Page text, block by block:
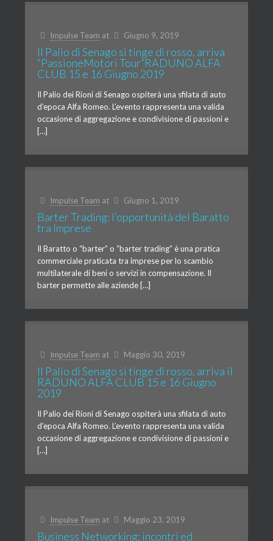
Impulse Team at Giugno 9, 2019
Il Palio di Senago si tinge di rosso, arriva
“PassioneMotori Tour”RADUNO ALFA
CLUB 15 e 16 Giugno 2019
Il Palio dei Rioni di Senago ospiterà una sfilata di auto
d’epoca Alfa Romeo. L’evento rappresenta una valida
occasione di aggregazione e condivisione di passioni e
[…]
Impulse Team at Giugno 1, 2019
Barter Trading: l’opportunità del Baratto
tra Imprese
Il Baratto o “barter” o “barter trading” è una pratica
commerciale praticata tra imprese per lo scambio
multilaterale di beni o servizi in compensazione. Il
barter permette alle aziende […]
Impulse Team at Maggio 30, 2019
Il Palio di Senago si tinge di rosso, arriva il
RADUNO ALFA CLUB 15 e 16 Giugno
2019
Il Palio dei Rioni di Senago ospiterà una sfilata di auto
d’epoca Alfa Romeo. L’evento rappresenta una valida
occasione di aggregazione e condivisione di passioni e
[…]
Impulse Team at Maggio 23, 2019
Business Networking: incontri ed